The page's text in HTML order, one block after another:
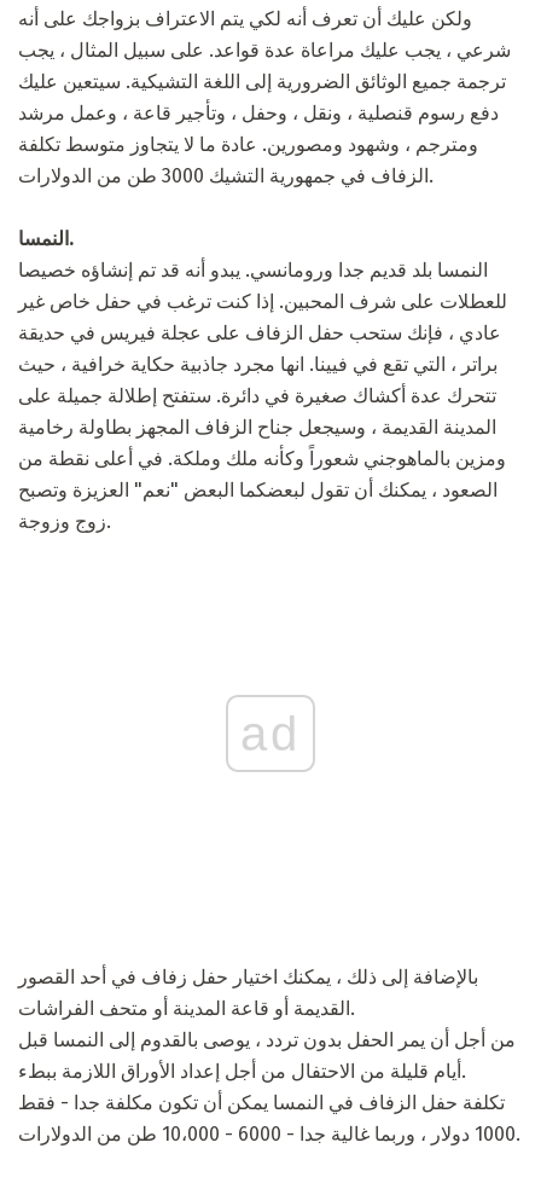
ولكن عليك أن تعرف أنه لكي يتم الاعتراف بزواجك على أنه
شرعي ، يجب عليك مراعاة عدة قواعد. على سبيل المثال ، يجب
ترجمة جميع الوثائق الضرورية إلى اللغة التشيكية. سيتعين عليك
دفع رسوم قنصلية ، ونقل ، وحفل ، وتأجير قاعة ، وعمل مرشد
ومترجم ، وشهود ومصورين. عادة ما لا يتجاوز متوسط ​​تكلفة
الزفاف في جمهورية التشيك 3000 طن من الدولارات.
النمسا.
النمسا بلد قديم جدا ورومانسي. يبدو أنه قد تم إنشاؤه خصيصا
للعطلات على شرف المحبين. إذا كنت ترغب في حفل خاص غير
عادي ، فإنك ستحب حفل الزفاف على عجلة فيريس في حديقة
براتر ، التي تقع في فيينا. انها مجرد جاذبية حكاية خرافية ، حيث
تتحرك عدة أكشاك صغيرة في دائرة. ستفتح إطلالة جميلة على
المدينة القديمة ، وسيجعل جناح الزفاف المجهز بطاولة رخامية
ومزين بالماهوجني شعوراً وكأنه ملك وملكة. في أعلى نقطة من
الصعود ، يمكنك أن تقول لبعضكما البعض "نعم" العزيزة وتصبح
زوج وزوجة.
ad
بالإضافة إلى ذلك ، يمكنك اختيار حفل زفاف في أحد القصور
القديمة أو قاعة المدينة أو متحف الفراشات.
من أجل أن يمر الحفل بدون تردد ، يوصى بالقدوم إلى النمسا قبل
أيام قليلة من الاحتفال من أجل إعداد الأوراق اللازمة ببطء.
تكلفة حفل الزفاف في النمسا يمكن أن تكون مكلفة جدا - فقط
1000 دولار ، وربما غالية جدا - 6000 - 10،000 طن من الدولارات.